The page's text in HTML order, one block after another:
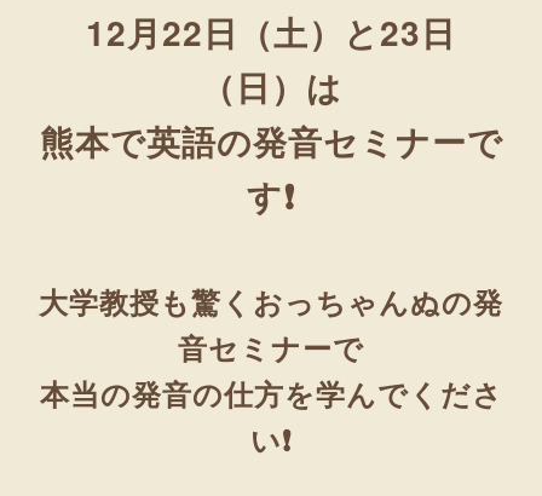
12月22日（土）と23日
（日）は
熊本で英語の発音セミナーで
す❗
大学教授も驚くおっちゃんぬの発
音セミナーで
本当の発音の仕方を学んでくださ
い❗